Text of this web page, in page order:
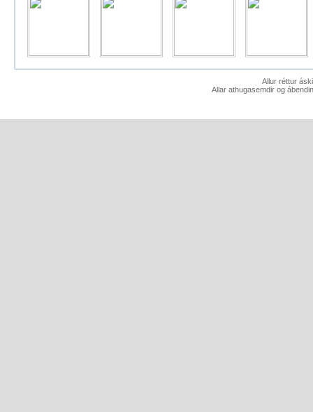
Allur réttur
Allar athugasemdir og